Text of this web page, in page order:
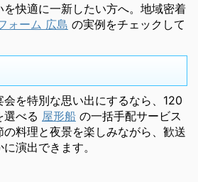
快適に一新したい方へ。地域密着
ォーム 広島 の実例をチェックして
を特別な思い出にするなら、120
選べる 屋形船 の一括手配サービス
料理と夜景を楽しみながら、歓送
演出できます。